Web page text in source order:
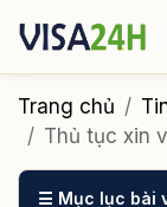
Visa xuất cảnh
Trang chủ
Thủ tục xin
☰ Mục lục bài